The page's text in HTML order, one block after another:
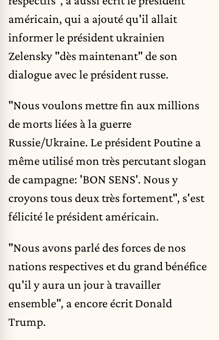
américain, qui a ajouté qu'il allait
informer le président ukrainien
Zelensky "dès maintenant" de son
dialogue avec le président russe.
"Nous voulons mettre fin aux millions
de morts liées à la guerre
Russie/Ukraine. Le président Poutine a
même utilisé mon très percutant slogan
de campagne: 'BON SENS'. Nous y
croyons tous deux très fortement", s'est
félicité le président américain.
"Nous avons parlé des forces de nos
nations respectives et du grand bénéfice
qu'il y aura un jour à travailler
ensemble", a encore écrit Donald
Trump.